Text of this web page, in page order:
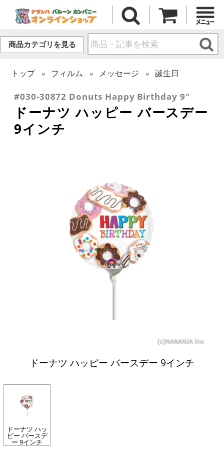
商品カテゴリを見る
トップ フィルム メッセージ 誕生日
#030-30872 Donuts Happy Birthday 9"
ドーナツ ハッピー バースデー
9インチ
ドーナツ ハッピー バースデー 9インチ
ドーナツ ハッ
ピー バースデ
ー 9インチ